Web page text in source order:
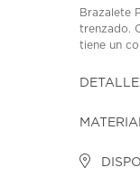
Brazalete
trenzado.
tiene un